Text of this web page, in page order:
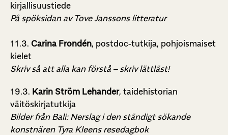
kirjallisuustiede
På spöksidan av Tove Janssons litteratur
11.3. Carina Frondén, postdoc‑tutkija, pohjoismaiset
kielet
Skriv så att alla kan förstå – skriv lättläst!
19.3. Karin Ström Lehander, taidehistorian
väitöskirjatutkija
Bilder från Bali: Nerslag i den ständigt sökande
konstnären Tyra Kleens resedagbok